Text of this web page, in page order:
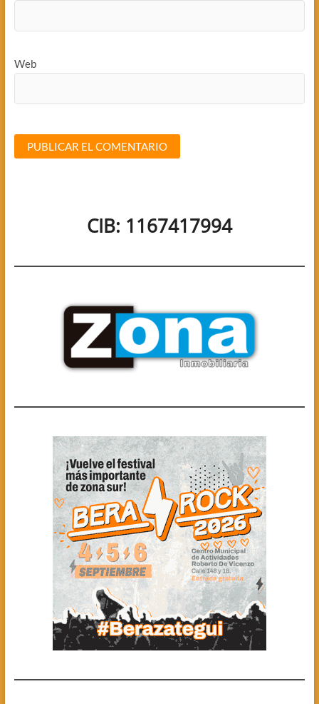
Web
CIB: 1167417994